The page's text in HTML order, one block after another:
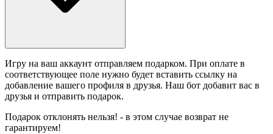
Игру на ваш аккаунт отправляем подарком. При оплате в
соответствующее поле нужно будет вставить ссылку на
добавление вашего профиля в друзья. Наш бот добавит вас в
друзья и отправить подарок.
Подарок отклонять нельзя! - в этом случае возврат не
гарантируем!